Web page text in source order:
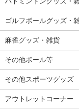
ゴルフボールグッズ・
麻雀グッズ・雑貨
その他ボール等
その他スポーツグッズ
アウトレットコーナー